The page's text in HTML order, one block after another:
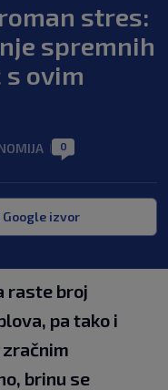
stres:
spremnih
ovim
0
Google izvor
raste broj
pa tako i
zračnim
brinu se